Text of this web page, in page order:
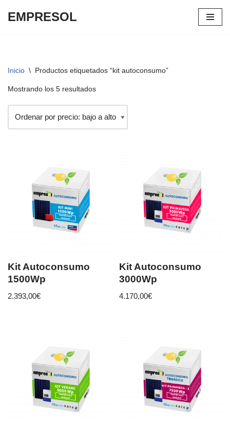
EMPRESOL
Inicio \ Productos etiquetados “kit autoconsumo”
Mostrando los 5 resultados
Kit Autoconsumo
1500Wp
2.393,00€
Kit Autoconsumo
3000Wp
4.170,00€